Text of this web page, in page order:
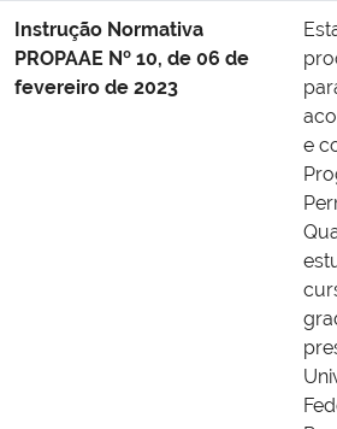
Instrução Normativa
PROPAAE Nº 10, de 06 de
fevereiro de 2023
e